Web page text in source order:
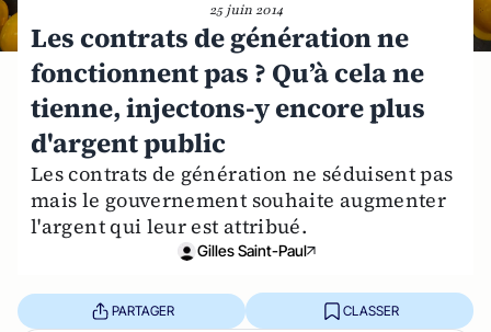
25 juin 2014
Les contrats de génération ne
fonctionnent pas ? Qu’à cela ne
tienne, injectons-y encore plus
d'argent public
Les contrats de génération ne séduisent pas
mais le gouvernement souhaite augmenter
l'argent qui leur est attribué.
Gilles Saint-Paul
PARTAGER CLASSER